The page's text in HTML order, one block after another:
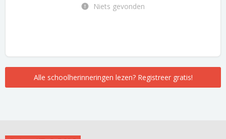
Niets gevonden
Alle schoolherinneringen lezen? Registreer gratis!